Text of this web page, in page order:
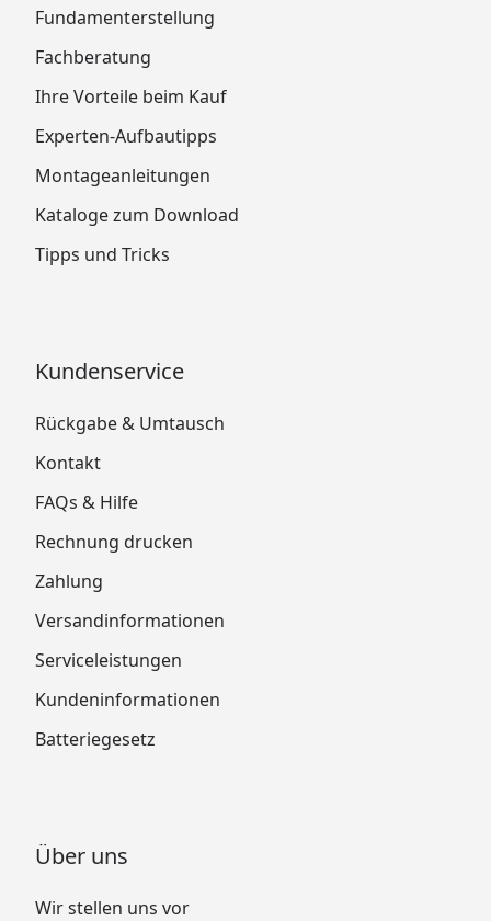
Fundamenterstellung
Fachberatung
Ihre Vorteile beim Kauf
Experten-Aufbautipps
Montageanleitungen
Kataloge zum Download
Tipps und Tricks
Kundenservice
Rückgabe & Umtausch
Kontakt
FAQs & Hilfe
Rechnung drucken
Zahlung
Versandinformationen
Serviceleistungen
Kundeninformationen
Batteriegesetz
Über uns
Wir stellen uns vor